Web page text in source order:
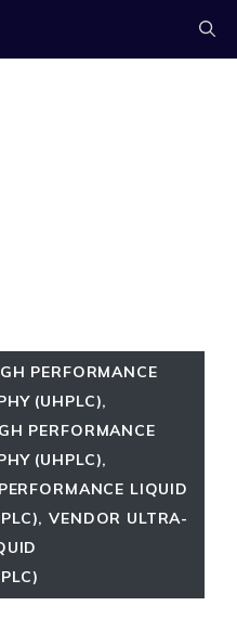
PERFORMANCE
(UHPLC),
PERFORMANCE
(UHPLC),
LIQUID
,VENDOR ULTRA-